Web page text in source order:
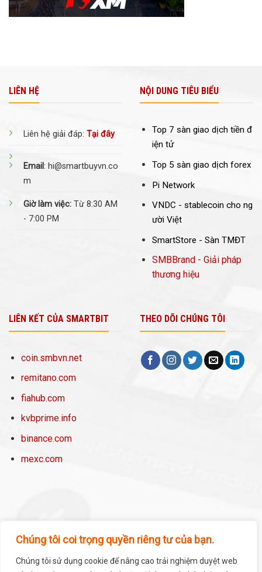
Chúng tôi coi trọng quyền riêng tư của bạn.
Chúng tôi sử dụng cookie để nâng cao trải nghiệm duyệt web
LIÊN HỆ
Liên hệ giải đáp: Tại đây
Email: hi@smartbuyvn.co
m
Giờ làm việc: Từ 8:30 AM
- 7:00 PM
NỘI DUNG TIÊU BIỂU
Top 7 sàn giao dịch tiền đ
iện tử
Top 5 sàn giao dịch forex
Pi Network
VNDC - stablecoin cho ng
ười Việt
SmartStore - Sàn TMĐT
SMBBrand - Giải pháp
thương hiệu
LIÊN KẾT CỦA SMARTBIT
coin.smbvn.net
remitano.com
fiahub.com
kvbprime.info
binance.com
mexc.com
THEO DÕI CHÚNG TÔI